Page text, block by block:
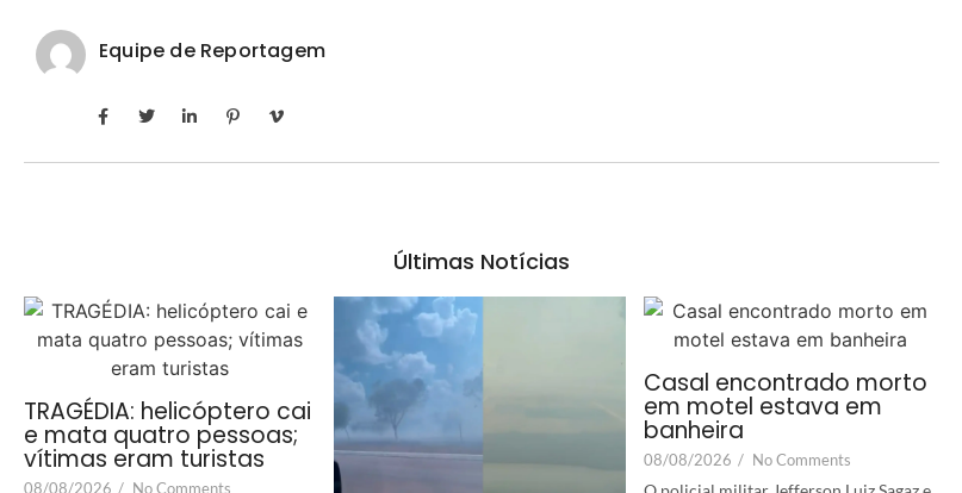
Equipe de Reportagem
Últimas Notícias
TRAGÉDIA: helicóptero cai
e mata quatro pessoas;
vítimas eram turistas
08/08/2026 / No Comments
Casal encontrado morto
em motel estava em
banheira
08/08/2026 / No Comments